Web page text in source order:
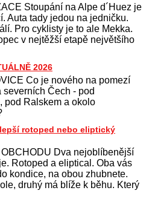
Stoupání na Alpe d´Huez je
Auta tady jedou na jedničku.
Pro cyklisty je to ale Mekka.
v nejtěžší etapě největšího
2026
Co je nového na pomezí
severních Čech - pod
pod Ralskem a okolo
rotoped nebo eliptický
Dva nejoblíbenější
Rotoped a eliptical. Oba vás
kondice, na obou zhubnete.
druhý má blíže k běhu. Který